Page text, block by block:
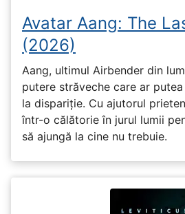
Avatar Aang: The
(2026)
Aang, ultimul Airbender din
putere străveche care ar
la dispariție. Cu ajutorul
într-o călătorie în jurul lumii
să ajungă la cine nu trebuie.